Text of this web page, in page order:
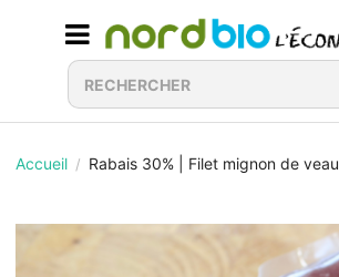
Accueil / Rabais 30% | Filet mignon de veau